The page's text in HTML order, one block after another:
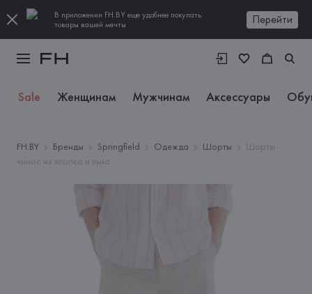
В приложении FH.BY еще удобнее покупать
товары вашей мечты
Перейти
Sale Женщинам Мужчинам Аксессуары
FH.BY Бренды Springfield Одежда Шорты
Шорты-
чинос из хлопка и льна